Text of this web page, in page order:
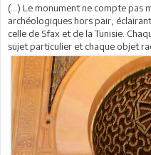
(…) Le monument ne compte pas
archéologiques hors pair,
celle de Sfax et de la Tunisie.
sujet particulier et chaque objet